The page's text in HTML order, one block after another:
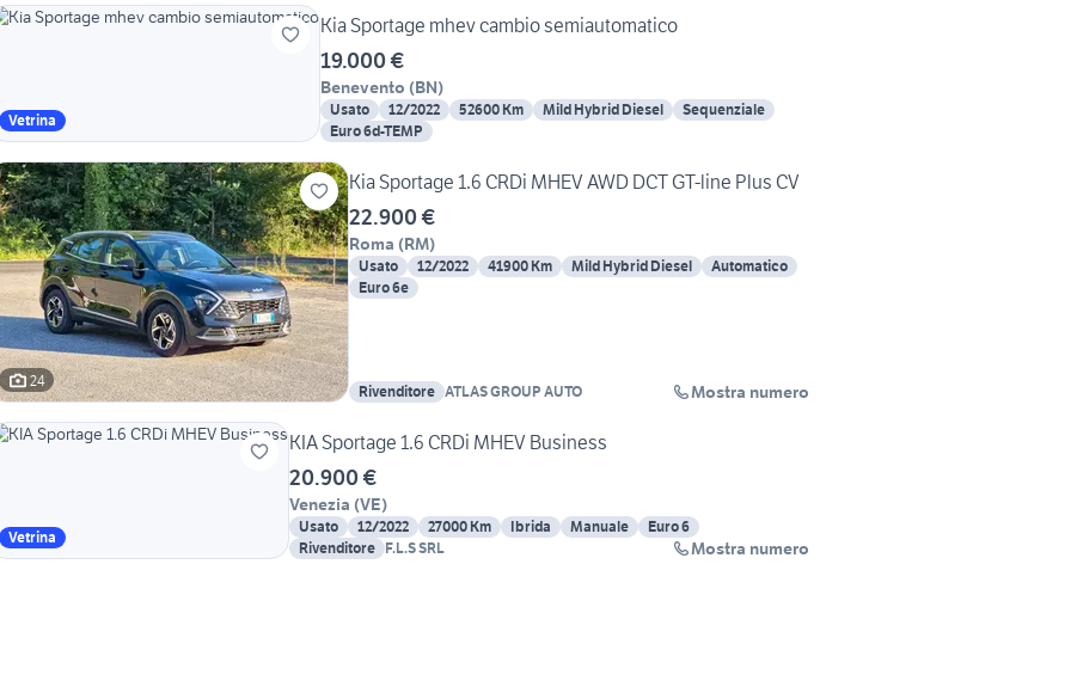
Vetrina
Kia Sportage mhev cambio semiautomatico
19.000 €
Benevento (BN)
Usato 12/2022 52600 Km Mild Hybrid Diesel
Sequenziale
Euro 6d-TEMP
24
Kia Sportage 1.6 CRDi MHEV AWD DCT GT-line Plus CV
22.900 €
Roma (RM)
Usato 12/2022 41900 Km Mild Hybrid Diesel
Automatico
Euro 6e
Rivenditore ATLAS GROUP AUTO Mostra numero
Vetrina
KIA Sportage 1.6 CRDi MHEV Business
20.900 €
Venezia (VE)
Usato 12/2022 27000 Km Ibrida Manuale
Euro 6
Rivenditore F.L.S SRL Mostra numero